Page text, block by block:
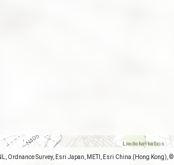
Ordnance Survey, Esri Japan, METI, Esri China (Hong